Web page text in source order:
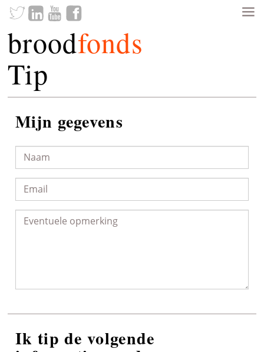
broodfonds
Tip
Mijn gegevens
Ik tip de volgende